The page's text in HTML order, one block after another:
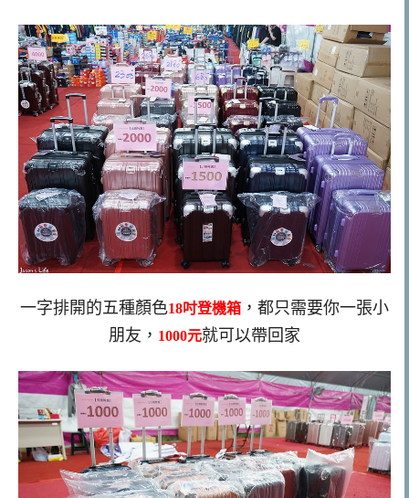
一字排開的五種顏色18吋登機箱 ，都只需要你一張小
朋友， 1000元就可以帶回家